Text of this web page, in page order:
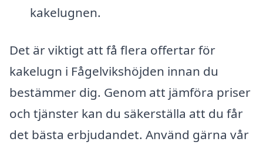
kakelugnen.
Det är viktigt att få flera offertar för
kakelugn i Fågelvikshöjden innan du
bestämmer dig. Genom att jämföra priser
och tjänster kan du säkerställa att du får
det bästa erbjudandet. Använd gärna vår